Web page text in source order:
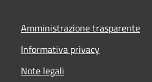
Amministrazione trasparente
Informativa privacy
Note legali